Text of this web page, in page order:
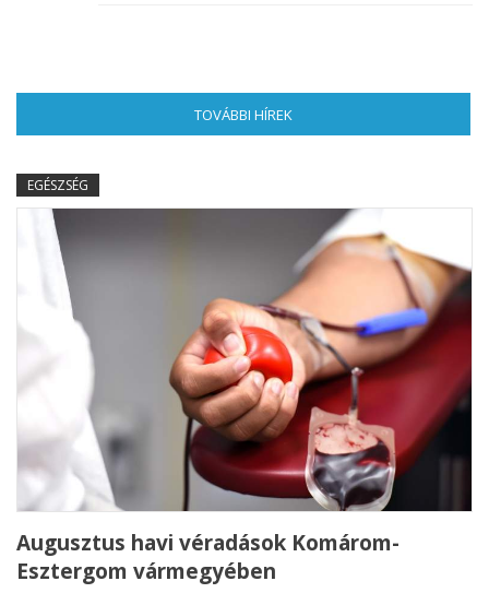
TOVÁBBI HÍREK
EGÉSZSÉG
Augusztus havi véradások Komárom-
Esztergom vármegyében